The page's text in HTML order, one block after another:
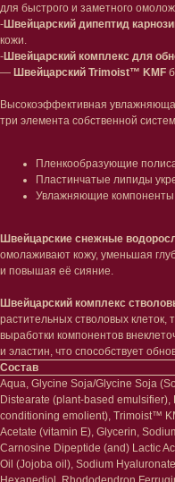
для быстрого и заметного
-Швейцарский дипептид
кожи.
-Швейцарский комплекс для
— Швейцарский Trimoist™ KMF
Высокоэффективная
три элемента собственной
Пленкообразующие
Пластинчатые липиды
Увлажняющие компоненты
Швейцарские снежные
омолаживают кожу, уменьшая
и повышая её сияние.
Швейцарский комплекс
растительных стволовых
выработки компонентов
и эластин, что способствует
Состав
Aqua, Glycine Soja/Glycine Soja
Distearate (plant-based
conditioning emolient), Trimoist™
Acetate (vitamin E), Glycerin,
Carnosine Dipeptide (and) Lactic
Oil (Jojoba oil), Sodium
Шея
Клиентам
Сыворотки/ эссенции
Ретинол
Защита от солнца
Восстановление
Маски и патчи
Уход за губами
Волосы
Проблемы
Кондиционеры/бальзамы
Маски/скрабы
Сыворотки/лосьоны
Спреи
Средства для укладки